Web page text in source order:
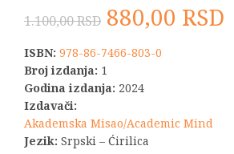
1.100,00RSD Originalna
cena
je
bila:
880,00 RSD
ISBN: 978-86-7466-803-0
Broj izdanja: 1
Godina izdanja: 2024
Izdavači:
Akademska Misao/Academic Mind
Jezik: Srpski – Ćirilica